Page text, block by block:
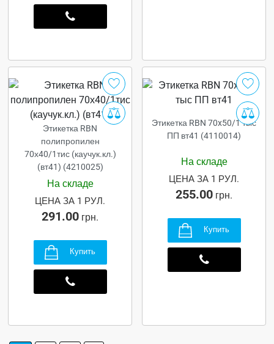
Этикетка RBN
полипропилен
70х40/1тис (каучук.кл.)
(вт41) (4210025)
На складе
291.00 грн.
ЦЕНА ЗА 1 РУЛ.
Купить
Этикетка RBN 70x50/1 тыс
ПП вт41 (4110014)
На складе
255.00 грн.
ЦЕНА ЗА 1 РУЛ.
Купить